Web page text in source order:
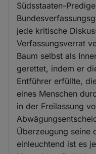
Südsstaaten-
jede kritische
Verfassungsverrat
Baum selbst als
gerettet, indem er
Entführer erfüllte,
eines Menschen
in der Freilassung
Überzeugung seine
einleuchtend ist es